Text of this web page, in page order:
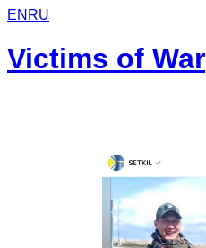
EN RU
Victims of War